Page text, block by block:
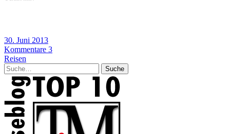
30. Juni 2013
Kommentare 3
Reisen
Suche